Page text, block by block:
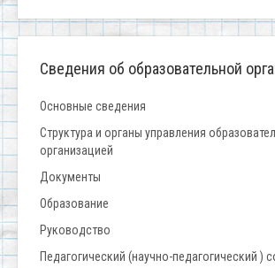
Сведения об образовательной
Основные сведения
Структура и органы управления
организацией
Документы
Образование
Руководство
Педагогический (научно-педагогический )